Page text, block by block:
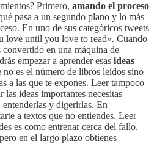
Primero, amando el proceso
pasa a un segundo plano y lo más
En uno de sus categóricos tweets
love until you love to read». Cuando
convertido en una máquina de
empezar a aprender esas ideas
es el número de libros leídos sino
a las que te expones. Leer tampoco
las ideas importantes necesitas
entenderlas y digerirlas. En
a textos que no entiendes. Leer
es como entrenar cerca del fallo.
en el largo plazo obtienes